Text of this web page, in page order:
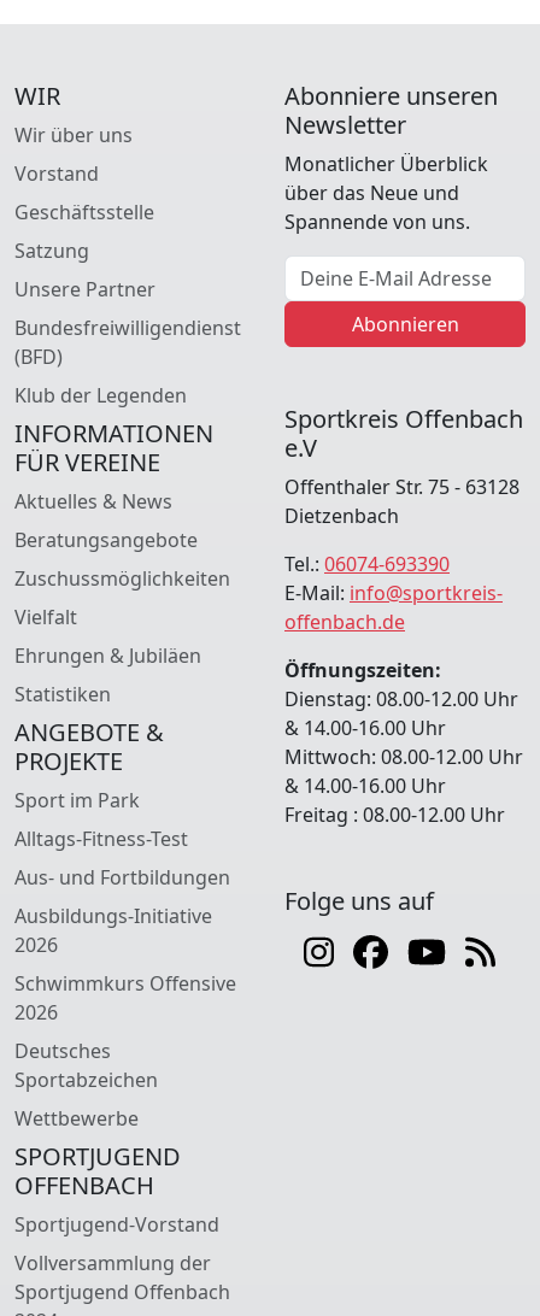
WIR
Wir über uns
Vorstand
Geschäftsstelle
Satzung
Unsere Partner
Bundesfreiwilligendienst
(BFD)
Klub der Legenden
INFORMATIONEN
FÜR VEREINE
Aktuelles & News
Beratungsangebote
Zuschussmöglichkeiten
Vielfalt
Ehrungen & Jubiläen
Statistiken
ANGEBOTE &
PROJEKTE
Sport im Park
Alltags-Fitness-Test
Aus- und Fortbildungen
Ausbildungs-Initiative
2026
Schwimmkurs Offensive
2026
Deutsches
Sportabzeichen
Wettbewerbe
SPORTJUGEND
OFFENBACH
Sportjugend-Vorstand
Vollversammlung der
Sportjugend Offenbach
Abonniere unseren
Newsletter
Monatlicher Überblick
über das Neue und
Spannende von uns.
E-Mail Adresse
Abonnieren
Sportkreis Offenbach
e.V
Offenthaler Str. 75 - 63128
Dietzenbach
Tel.: 06074-693390
E-Mail: info@sportkreis-
offenbach.de
Öffnungszeiten:
Dienstag: 08.00-12.00 Uhr
& 14.00-16.00 Uhr
Mittwoch: 08.00-12.00 Uhr
& 14.00-16.00 Uhr
Freitag : 08.00-12.00 Uhr
Folge uns auf